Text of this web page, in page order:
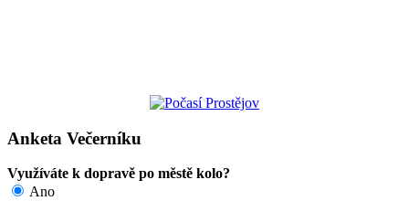
Anketa Večerníku
Využíváte k dopravě po městě kolo?
Ano